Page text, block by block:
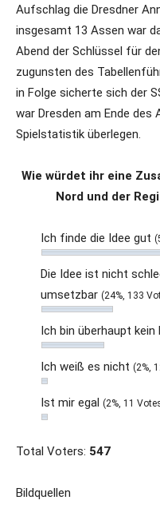
Aufschlag die Dresdner
insgesamt 13 Assen war
Abend der Schlüssel für
zugunsten des
in Folge sicherte sich der
war Dresden am Ende des
Spielstatistik überlegen.
Wie würdet ihr eine
Nord und der
Ich finde die Idee gut
Die Idee ist nicht
umsetzbar (24%, 133
Ich bin überhaupt kein
Ich weiß es nicht (2%,
Ist mir egal (2%, 11
Total Voters: 547
Bildquellen